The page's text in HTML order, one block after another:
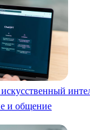
и общение